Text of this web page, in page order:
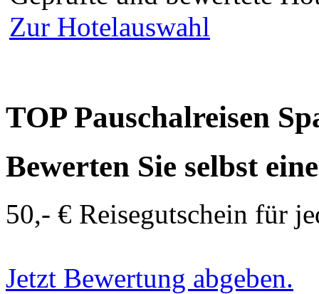
Zur Hotelauswahl
TOP Pauschalreisen
Bewerten Sie selbst
50,- € Reisegutschein für
Jetzt Bewertung abgeben.